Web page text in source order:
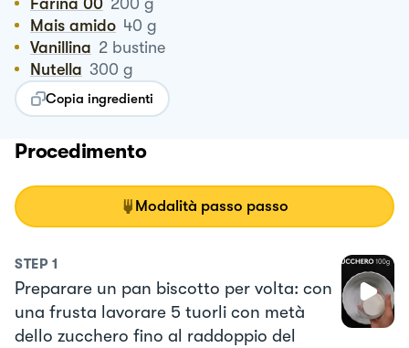
Mais amido 40 g
Vanillina 2 bustine
Nutella 300 g
Copia ingredienti
Procedimento
Modalità passo passo
STEP 1
Preparare un pan biscotto per volta: con
una frusta lavorare 5 tuorli con metà
dello zucchero fino al raddoppio del